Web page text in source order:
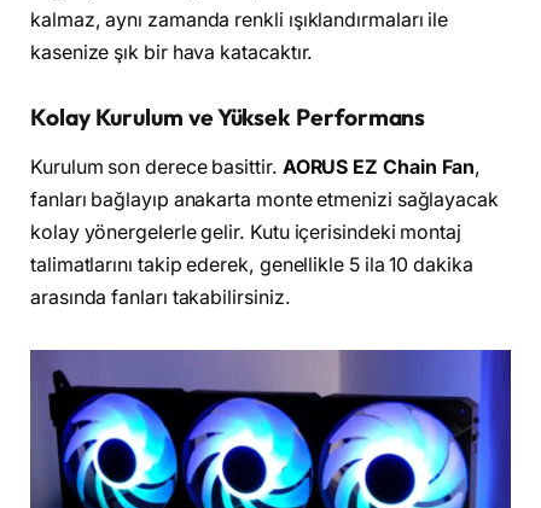
kalmaz, aynı zamanda renkli ışıklandırmaları ile
kasenize şık bir hava katacaktır.
Kolay Kurulum ve Yüksek Performans
Kurulum son derece basittir. AORUS EZ Chain Fan,
fanları bağlayıp anakarta monte etmenizi sağlayacak
kolay yönergelerle gelir. Kutu içerisindeki montaj
talimatlarını takip ederek, genellikle 5 ila 10 dakika
arasında fanları takabilirsiniz.